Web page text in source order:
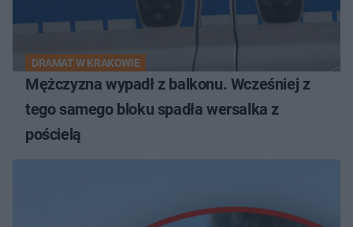
DRAMAT W KRAKOWIE
Mężczyzna wypadł z balkonu. Wcześniej z
tego samego bloku spadła wersalka z
pościelą